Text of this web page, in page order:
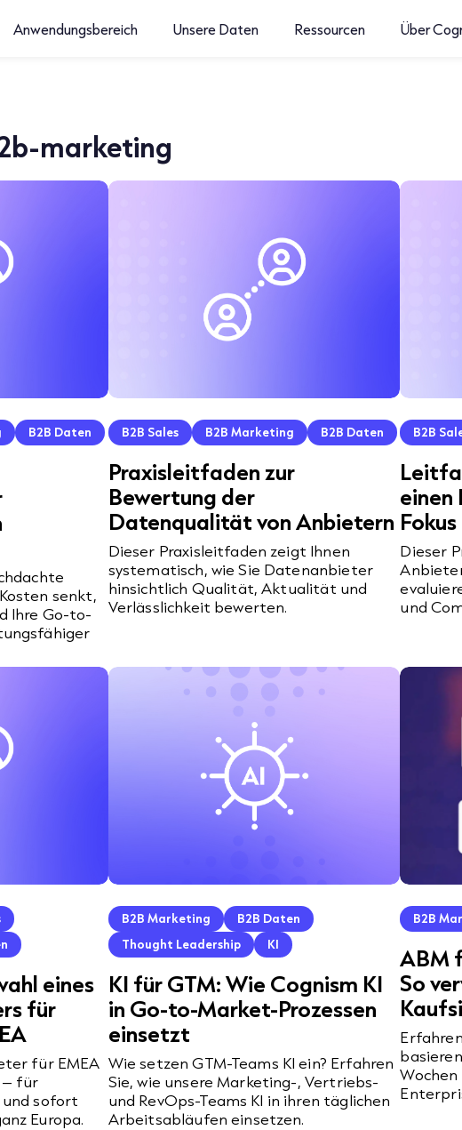
Anwendungsbereich Unsere Daten Ressourcen Über
marketing
B2B Daten
senkt,
Ihre Go-to-
B2B Sales B2B Marketing B2B Daten
Praxisleitfaden zur
Bewertung der
Datenqualität von Anbietern
Dieser Praxisleitfaden zeigt Ihnen
systematisch, wie Sie Datenanbieter
hinsichtlich Qualität, Aktualität und
Verlässlichkeit bewerten.
B2B
Dieser
und
eines
für
für EMEA
für
sofort
Europa.
B2B Marketing
B2B Daten
Thought Leadership
KI
KI für GTM: Wie Cognism KI
in Go-to-Market-Prozessen
einsetzt
Wie setzen GTM-Teams KI ein? Erfahren
Sie, wie unsere Marketing-, Vertriebs-
und RevOps-Teams KI in ihren täglichen
Arbeitsabläufen einsetzen.
B2B
ABM
So